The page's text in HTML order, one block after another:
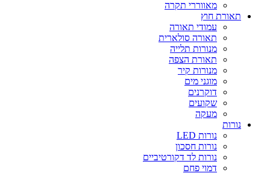
מאווררי תקרה
תאורת חוץ
עמודי תאורה
תאורה סולארית
מנורות תלייה
תאורת הצפה
מנורות קיר
מוגני מים
דוקרנים
שקועים
מעקה
נורות
נורות LED
נורות חסכון
נורות לד דקורטיביים
דמוי פחם